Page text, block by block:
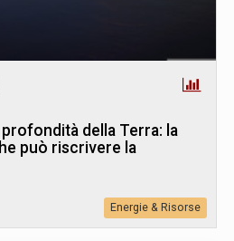
profondità della Terra: la
può riscrivere la
Energie & Risorse